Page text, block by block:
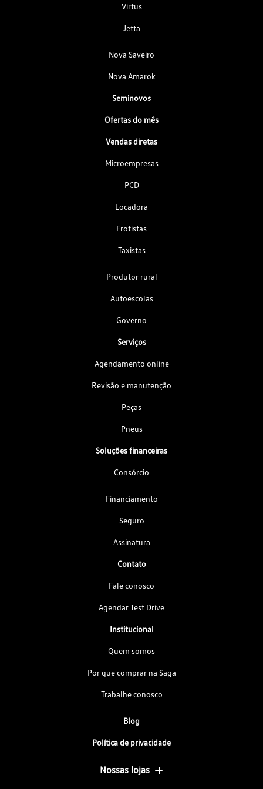
Virtus
Jetta
Nova Saveiro
Nova Amarok
Seminovos
Ofertas do mês
Vendas diretas
Microempresas
PCD
Locadora
Frotistas
Taxistas
Produtor rural
Autoescolas
Governo
Serviços
Agendamento online
Revisão e manutenção
Peças
Pneus
Soluções financeiras
Consórcio
Financiamento
Seguro
Assinatura
Contato
Fale conosco
Agendar Test Drive
Institucional
Quem somos
Por que comprar na Saga
Trabalhe conosco
Blog
Política de privacidade
Nossas lojas